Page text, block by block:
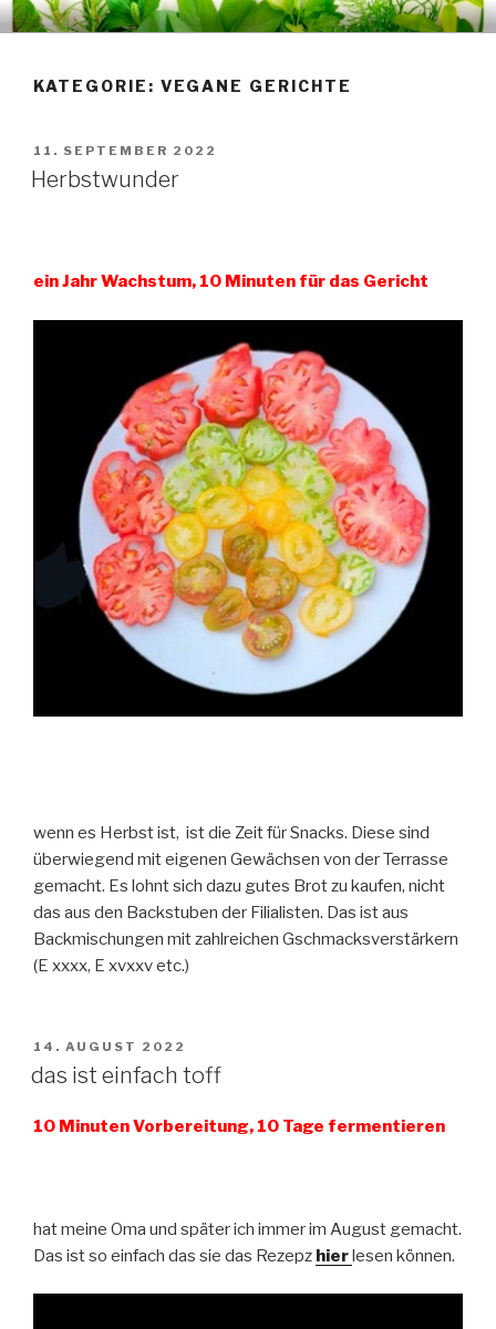
Zum
InhaltGUSTO
KATEGORIE: VEGANE GERICHTE
VERÖFFENTLICHT
AM
11. SEPTEMBER 2022
Herbstwunder
ein Jahr Wachstum, 10 Minuten für das Gericht
wenn es Herbst ist, ist die Zeit für Snacks. Diese sind
überwiegend mit eigenen Gewächsen von der Terrasse
gemacht. Es lohnt sich dazu gutes Brot zu kaufen, nicht
das aus den Backstuben der Filialisten. Das ist aus
Backmischungen mit zahlreichen Gschmacksverstärkern
(E xxxx, E xvxxv etc.)
VERÖFFENTLICHT
AM
14. AUGUST 2022
das ist einfach toff
10 Minuten Vorbereitung, 10 Tage fermentieren
hat meine Oma und später ich immer im August gemacht.
Das ist so einfach das sie das Rezepz hierlesen können.